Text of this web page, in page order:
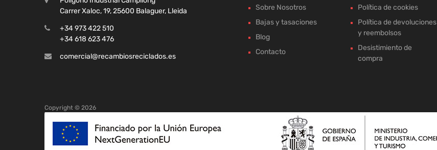
Carrer Xaloc, 19, 25600 Balaguer, Lleida
+34 973 422 510
+34 618 623 476
comercial@recambiosreciclados.es
Sobre Nosotros
Bajas y tasaciones
Blog
Contacto
Política de cookies
Política de devoluciones
y reembolsos
Desistimiento de
compra
Copyright © 2026